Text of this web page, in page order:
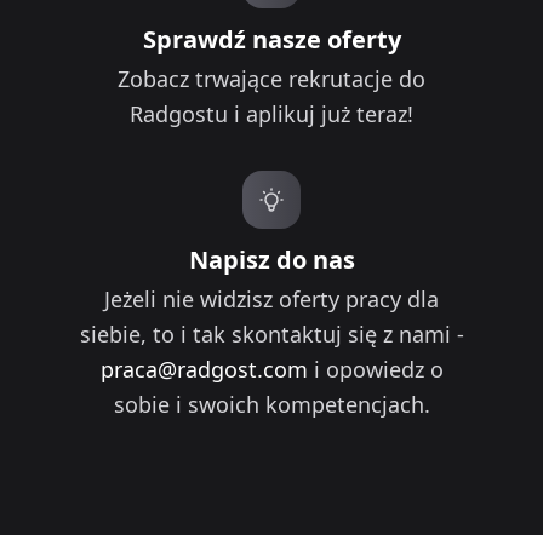
Sprawdź nasze oferty
Zobacz trwające rekrutacje do
Radgostu i aplikuj już teraz!
Napisz do nas
Jeżeli nie widzisz oferty pracy dla
siebie, to i tak skontaktuj się z nami -
praca@radgost.com i opowiedz o
sobie i swoich kompetencjach.